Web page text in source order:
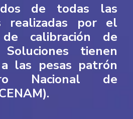
de todas las
realizadas por el
calibración de
tienen
las pesas patrón
Nacional de